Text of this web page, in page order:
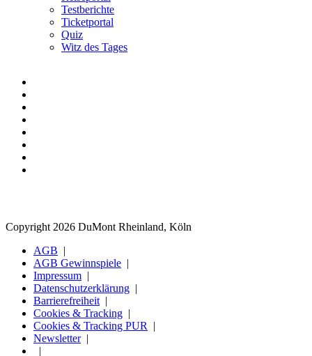
Testberichte
Ticketportal
Quiz
Witz des Tages
Copyright 2026 DuMont Rheinland, Köln
AGB
AGB Gewinnspiele
Impressum
Datenschutzerklärung
Barrierefreiheit
Cookies & Tracking
Cookies & Tracking PUR
Newsletter